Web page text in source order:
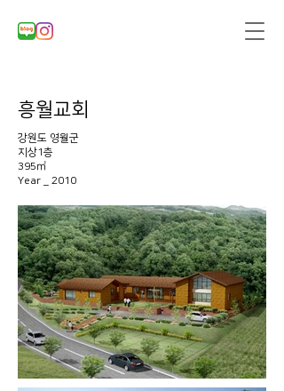
흥월교회
강원도 영월군
지상1층
395㎡
​Year _ 2010